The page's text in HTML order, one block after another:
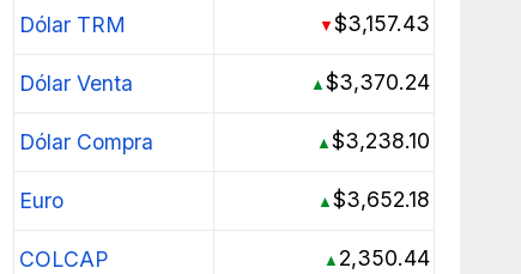
Dólar TRM ▼$3,157.43
Dólar Venta ▲$3,370.24
Dólar Compra ▲$3,238.10
Euro ▲$3,652.18
COLCAP ▲ 2,350.44